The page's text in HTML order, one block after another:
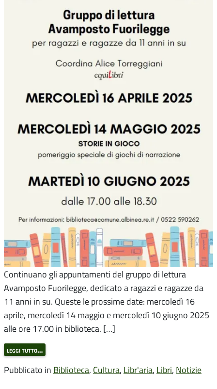
Continuano gli appuntamenti del gruppo di lettura
Avamposto Fuorilegge, dedicato a ragazzi e ragazze da
11 anni in su. Queste le prossime date: mercoledì 16
aprile, mercoledì 14 maggio e mercoledì 10 giugno 2025
alle ore 17.00 in biblioteca. […]
leggi tutto…
Pubblicato in Biblioteca, Cultura, Libr'aria, Libri, Notizie